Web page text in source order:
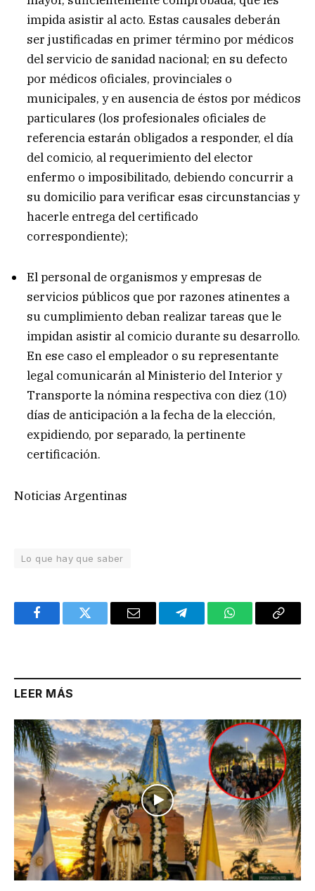
impida asistir al acto. Estas causales deberán
ser justificadas en primer término por médicos
del servicio de sanidad nacional; en su defecto
por médicos oficiales, provinciales o
municipales, y en ausencia de éstos por médicos
particulares (los profesionales oficiales de
referencia estarán obligados a responder, el día
del comicio, al requerimiento del elector
enfermo o imposibilitado, debiendo concurrir a
su domicilio para verificar esas circunstancias y
hacerle entrega del certificado
correspondiente);
El personal de organismos y empresas de
servicios públicos que por razones atinentes a
su cumplimiento deban realizar tareas que le
impidan asistir al comicio durante su desarrollo.
En ese caso el empleador o su representante
legal comunicarán al Ministerio del Interior y
Transporte la nómina respectiva con diez (10)
días de anticipación a la fecha de la elección,
expidiendo, por separado, la pertinente
certificación.
Noticias Argentinas
Lo que hay que saber
FacebookTwitter Email TelegramWhatsAppCopy
LEER MÁS